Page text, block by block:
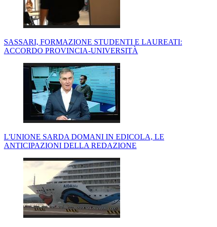
SASSARI, FORMAZIONE STUDENTI E LAUREATI:
ACCORDO PROVINCIA-UNIVERSITÀ
L'UNIONE SARDA DOMANI IN EDICOLA, LE
ANTICIPAZIONI DELLA REDAZIONE